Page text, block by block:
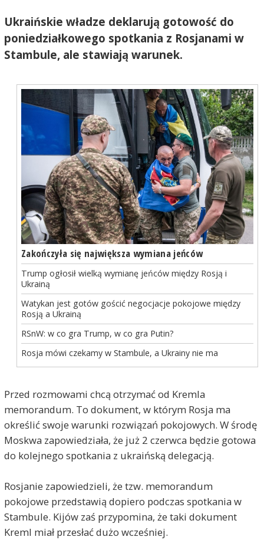
Ukraińskie władze deklarują gotowość do
poniedziałkowego spotkania z Rosjanami w
Stambule, ale stawiają warunek.
Zakończyła się największa wymiana jeńców
Trump ogłosił wielką wymianę jeńców między Rosją i
Ukrainą
Watykan jest gotów gościć negocjacje pokojowe między
Rosją a Ukrainą
RSnW: w co gra Trump, w co gra Putin?
Rosja mówi czekamy w Stambule, a Ukrainy nie ma
Przed rozmowami chcą otrzymać od Kremla
memorandum. To dokument, w którym Rosja ma
określić swoje warunki rozwiązań pokojowych. W środę
Moskwa zapowiedziała, że już 2 czerwca będzie gotowa
do kolejnego spotkania z ukraińską delegacją.
Rosjanie zapowiedzieli, że tzw. memorandum
pokojowe przedstawią dopiero podczas spotkania w
Stambule. Kijów zaś przypomina, że taki dokument
Kreml miał przesłać dużo wcześniej.